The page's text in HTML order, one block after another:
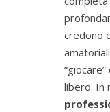
credono
libero. In